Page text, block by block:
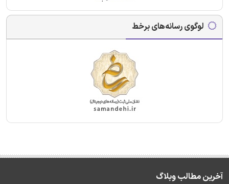
لوگوی رسانه‌های برخط
آخرین مطالب وبلاگ